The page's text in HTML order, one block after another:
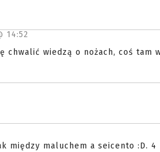
14:52
chwalić wiedzą o nożach, coś
między maluchem a seicento :D. 4